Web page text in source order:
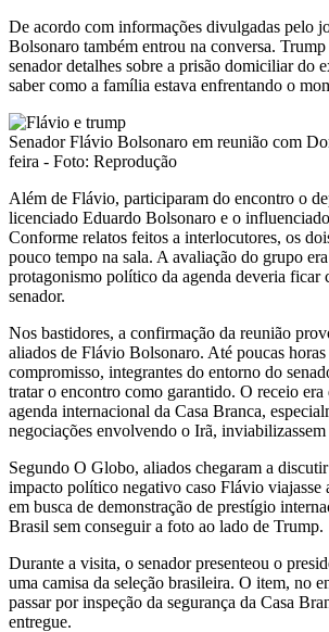
De acordo com informações divulgadas pelo
Bolsonaro também entrou na conversa.
senador detalhes sobre a prisão domiciliar do
saber como a família estava enfrentando o
Senador Flávio Bolsonaro em reunião com
feira - Foto: Reprodução
Além de Flávio, participaram do encontro o
licenciado Eduardo Bolsonaro e o
Conforme relatos feitos a interlocutores, os
pouco tempo na sala. A avaliação do grupo
protagonismo político da agenda deveria ficar
senador.
Nos bastidores, a confirmação da reunião
aliados de Flávio Bolsonaro. Até poucas horas
compromisso, integrantes do entorno do
tratar o encontro como garantido. O receio era
agenda internacional da Casa Branca,
negociações envolvendo o Irã, inviabilizassem
Segundo O Globo, aliados chegaram a
impacto político negativo caso Flávio viajasse
em busca de demonstração de prestígio
Brasil sem conseguir a foto ao lado de Trump.
Durante a visita, o senador presenteou o
uma camisa da seleção brasileira. O item, no
passar por inspeção da segurança da Casa
entregue.